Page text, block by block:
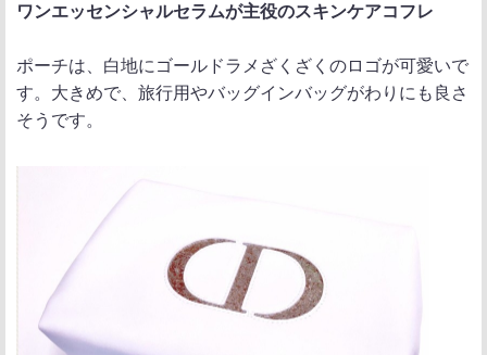
ワンエッセンシャルセラムが主役のスキンケアコフレ
ポーチは、白地にゴールドラメざくざくのロゴが可愛いで
す。大きめで、旅行用やバッグインバッグがわりにも良さ
そうです。